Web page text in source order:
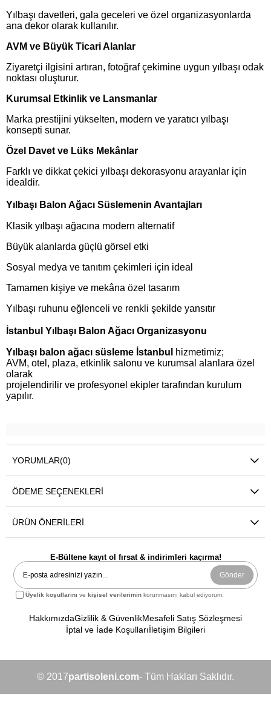
Yılbaşı davetleri, gala geceleri ve özel organizasyonlarda
ana dekor olarak kullanılır.
AVM ve Büyük Ticari Alanlar
Ziyaretçi ilgisini artıran, fotoğraf çekimine uygun yılbaşı odak
noktası oluşturur.
Kurumsal Etkinlik ve Lansmanlar
Marka prestijini yükselten, modern ve yaratıcı yılbaşı
konsepti sunar.
Özel Davet ve Lüks Mekânlar
Farklı ve dikkat çekici yılbaşı dekorasyonu arayanlar için
idealdir.
Yılbaşı Balon Ağacı Süslemenin Avantajları
Klasik yılbaşı ağacına modern alternatif
Büyük alanlarda güçlü görsel etki
Sosyal medya ve tanıtım çekimleri için ideal
Tamamen kişiye ve mekâna özel tasarım
Yılbaşı ruhunu eğlenceli ve renkli şekilde yansıtır
İstanbul Yılbaşı Balon Ağacı Organizasyonu
Yılbaşı balon ağacı süsleme İstanbul
hizmetimiz;
AVM, otel, plaza, etkinlik salonu ve kurumsal alanlara özel
olarak
projelendirilir ve profesyonel ekipler tarafından kurulum
yapılır.
YORUMLAR(0)
ÖDEME SEÇENEKLERI
ÜRÜN ÖNERILERI
E-Bültene kayıt ol fırsat & indirimleri kaçırma!
Gönder
Üyelik koşullarını vekişisel verilerimin korunmasını kabul ediyorum.
HakkımızdaGizlilik & GüvenlikMesafeli Satış Sözleşmesi
İptal ve İade Koşullarıİletişim Bilgileri
© 2017partisoleni.com- Tüm Hakları Saklıdır.